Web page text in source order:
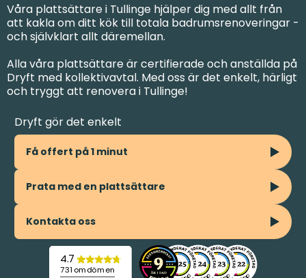
Våra plattsättare i Tullinge hjälper dig med allt från
att kakla om ditt kök till totala badrumsrenoveringar -
och självklart allt däremellan.
Alla våra plattsättare är certifierade och anställda på
Dryft med kollektivavtal. Med oss är det enkelt, härligt
och tryggt att renovera i Tullinge!
Dryft gör det enkelt
Få offert på 1 minut
Prata med en plattsättare
Kontakta oss
4.7
731 omdömen